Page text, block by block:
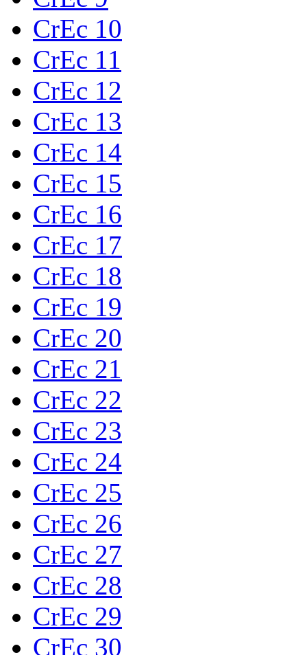
CrEc 10
CrEc 11
CrEc 12
CrEc 13
CrEc 14
CrEc 15
CrEc 16
CrEc 17
CrEc 18
CrEc 19
CrEc 20
CrEc 21
CrEc 22
CrEc 23
CrEc 24
CrEc 25
CrEc 26
CrEc 27
CrEc 28
CrEc 29
CrEc 30